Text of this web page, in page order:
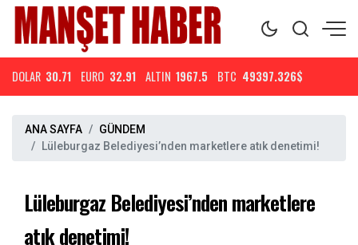
DOLAR 30.71 EURO 32.91 ALTIN 1967.5 BTC 49397.326$
ANA SAYFA
GÜNDEM
Lüleburgaz Belediyesi’nden marketlere atık denetimi!
Lüleburgaz Belediyesi’nden marketlere
atık denetimi!